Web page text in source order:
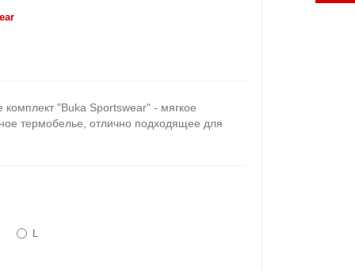
"Buka Sportswear" - мягкое
термобелье, отлично подходящее для
L